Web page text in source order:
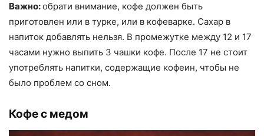
Важно:обрати внимание, кофе должен быть
приготовлен или в турке, или в кофеварке. Сахар в
напиток добавлять нельзя. В промежутке между 12 и 17
часами нужно выпить 3 чашки кофе. После 17 не стоит
употреблять напитки, содержащие кофеин, чтобы не
было проблем со сном.
Кофе с медом